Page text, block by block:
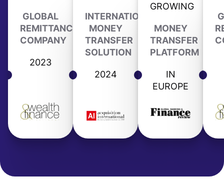
GLOBAL
REMITTANCE
COMPANY
2023
INTERNATIONAL
MONEY
TRANSFER
SOLUTION
2024
GROWING
MONEY
TRANSFER
PLATFORM
IN
EUROPE